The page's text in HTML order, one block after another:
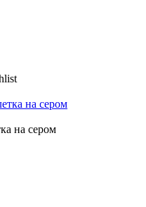
на сером